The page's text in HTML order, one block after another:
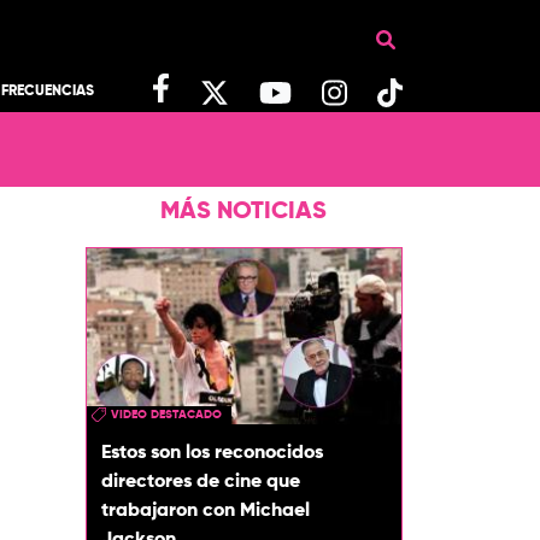
FRECUENCIAS
MÁS NOTICIAS
VIDEO DESTACADO
Estos son los reconocidos
directores de cine que
trabajaron con Michael